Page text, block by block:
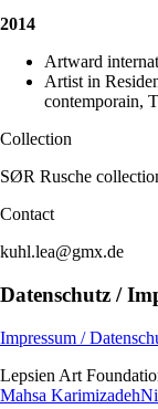
2014
Artward
Artist in
contemporain,
Collection
SØR Rusche
Contact
kuhl.lea@gmx.de
Datenschutz /
Impressum /
Lepsien Art
Mahsa Karimizadeh